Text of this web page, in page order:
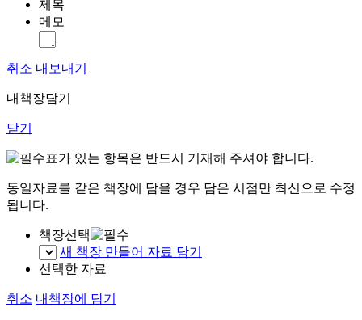
제목
메모
취소 내보내기
내책장담기
닫기
표가 있는 항목은 반드시 기재해 주셔야 합니다.
동일자료를 같은 책장에 담을 경우 담은 시점만 최신으로 수정
됩니다.
책장선택
새 책장 만들어 자료 담기
선택한 자료
취소 내책장에 담기